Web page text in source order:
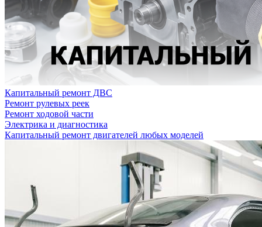
Капитальный ремонт ДВС
Ремонт рулевых реек
Ремонт ходовой части
Электрика и диагностика
Капитальный ремонт двигателей любых моделей